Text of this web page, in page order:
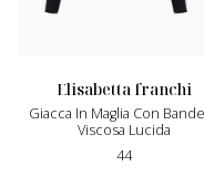
elisabetta franchi
Giacca In Maglia Con Bande In
Viscosa Lucida
44